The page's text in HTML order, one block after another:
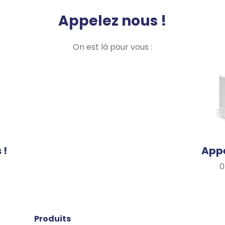
Appelez nous !
On est là pour vous :
!
Produits